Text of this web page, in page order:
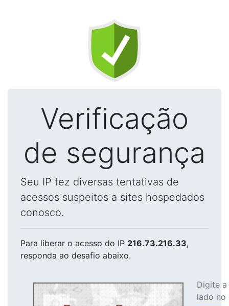
Verificação
de segurança
Seu IP fez diversas tentativas de
acessos suspeitos a sites hospedados
conosco.
Para liberar o acesso do IP 216.73.216.33,
responda ao desafio abaixo.
Digite
lado no